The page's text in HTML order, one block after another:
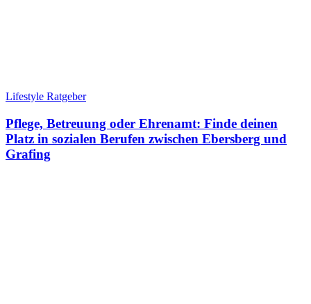
Lifestyle Ratgeber
Pflege, Betreuung oder Ehrenamt: Finde deinen
Platz in sozialen Berufen zwischen Ebersberg und
Grafing